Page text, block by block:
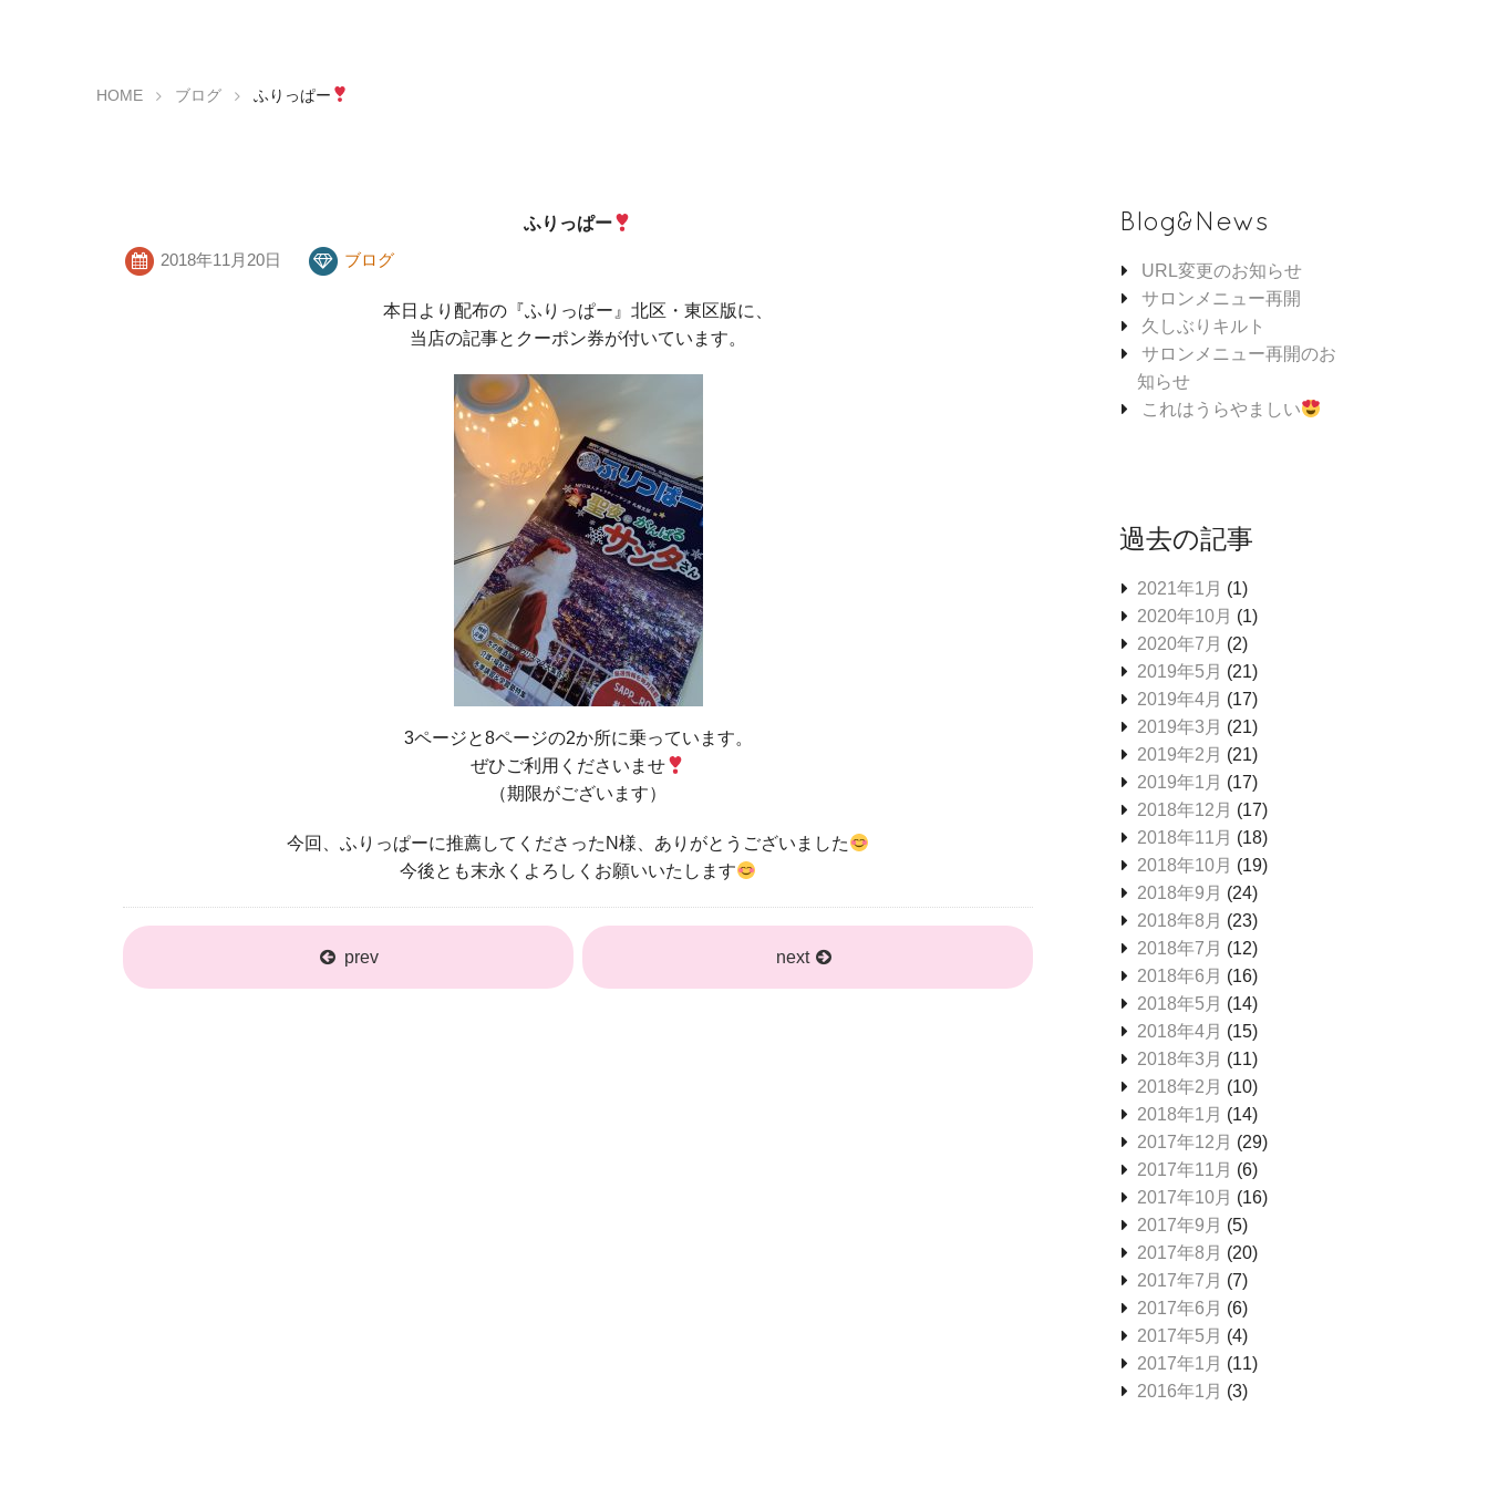
HOME ブログ ふりっぱー
ふりっぱー
2018年11月20日
ブログ
本日より配布の『ふりっぱー』北区・東区版に、
当店の記事とクーポン券が付いています。
3ページと8ページの2か所に乗っています。
ぜひご利用くださいませ
（期限がございます）
今回、ふりっぱーに推薦してくださったN様、ありがとうございました
今後とも末永くよろしくお願いいたします
prev next
Blog&News
URL変更のお知らせ
サロンメニュー再開
久しぶりキルト
サロンメニュー再開のお
知らせ
これはうらやましい
過去の記事
2021年1月 (1)
2020年10月 (1)
2020年7月 (2)
2019年5月 (21)
2019年4月 (17)
2019年3月 (21)
2019年2月 (21)
2019年1月 (17)
2018年12月 (17)
2018年11月 (18)
2018年10月 (19)
2018年9月 (24)
2018年8月 (23)
2018年7月 (12)
2018年6月 (16)
2018年5月 (14)
2018年4月 (15)
2018年3月 (11)
2018年2月 (10)
2018年1月 (14)
2017年12月 (29)
2017年11月 (6)
2017年10月 (16)
2017年9月 (5)
2017年8月 (20)
2017年7月 (7)
2017年6月 (6)
2017年5月 (4)
2017年1月 (11)
2016年1月 (3)